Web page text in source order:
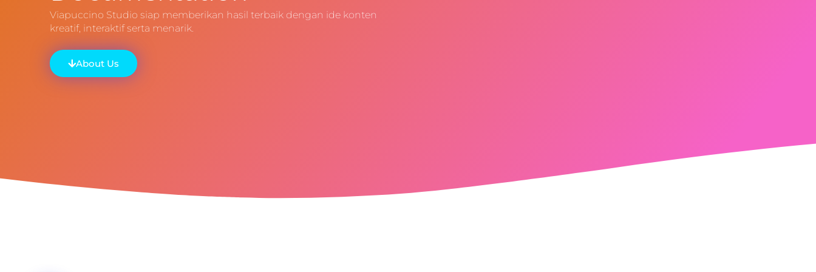
Viapuccino Studio siap memberikan hasil terbaik dengan ide konten
kreatif, interaktif serta menarik.
About Us